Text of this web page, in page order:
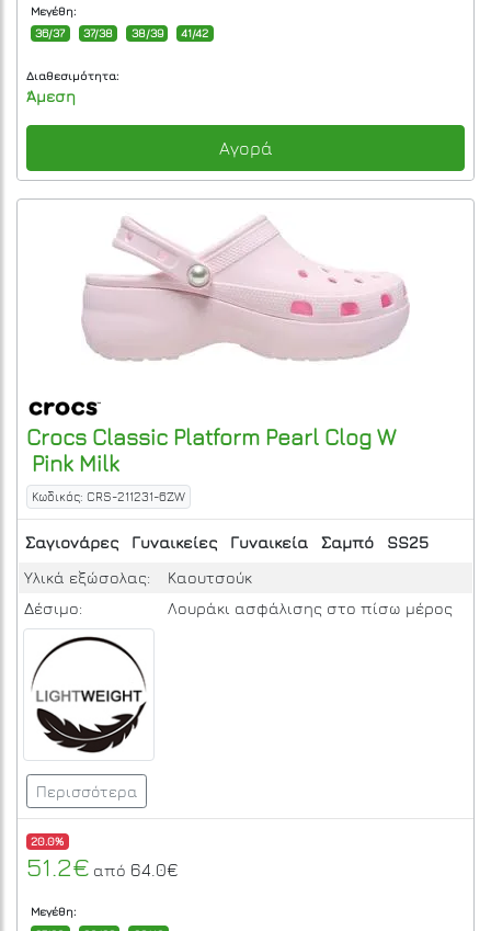
Μεγέθη:
36/37
37/38 38/39 41/42
Διαθεσιμότητα:
Άμεση
Αγορά
Crocs Classic Platform Pearl Clog W
Pink Milk
Κωδικός: CRS-211231-6ZW
Σαγιονάρες Γυναικείες Γυναικεία Σαμπό
SS25
Υλικά εξώσολας:
Καουτσούκ
Δέσιμο:
Λουράκι ασφάλισης στο πίσω μέρος
Περισσότερα
20.0%
51.2€ από 64.0€
Μεγέθη: